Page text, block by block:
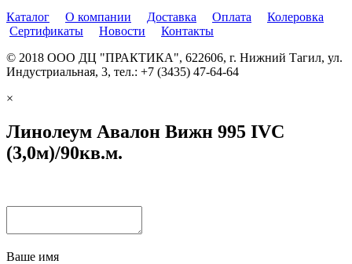
Каталог
О компании Доставка Оплата
Колеровка
Сертификаты
Новости
Контакты
© 2018 ООО ДЦ "ПРАКТИКА", 622606, г. Нижний Тагил, ул.
Индустриальная, 3, тел.: +7 (3435) 47-64-64
×
Линолеум Авалон Вижн 995 IVC
(3,0м)/90кв.м.
Ваше имя